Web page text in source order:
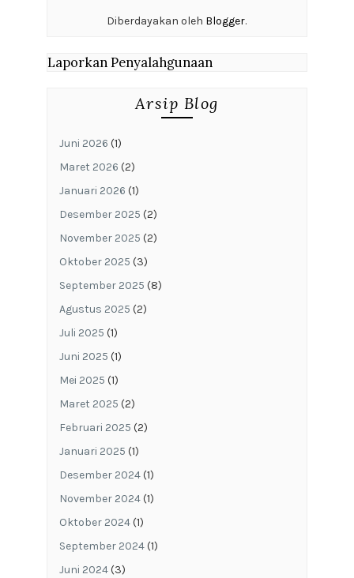
Diberdayakan oleh Blogger.
Laporkan Penyalahgunaan
Arsip Blog
Juni 2026 (1)
Maret 2026 (2)
Januari 2026 (1)
Desember 2025 (2)
November 2025 (2)
Oktober 2025 (3)
September 2025 (8)
Agustus 2025 (2)
Juli 2025 (1)
Juni 2025 (1)
Mei 2025 (1)
Maret 2025 (2)
Februari 2025 (2)
Januari 2025 (1)
Desember 2024(1)
November 2024(1)
Oktober 2024(1)
September 2024(1)
Juni 2024(3)